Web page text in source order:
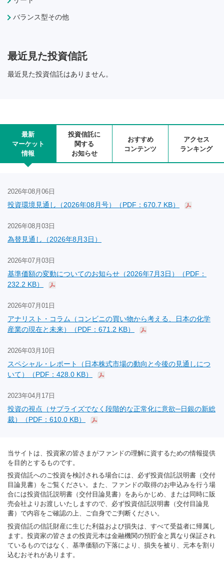
バランス型その他
最近見た投資信託
最近見た投資信託はありません。
最新
マーケット
情報
投資信託に
関する
お知らせ
おすすめ
コンテンツ
アクセス
ランキング
2026年08月06日
投資環境見通し（2026年08月号）（PDF：670.7 KB）
2026年08月03日
為替見通し（2026年8月3日）
2026年07月03日
基準価額の変動についてのお知らせ（2026年7月3日）（PDF：
232.2 KB）
2026年07月01日
アナリスト・コラム（コンビニの買い物から考える、日本の化学
産業の現在と未来）（PDF：671.2 KB）
2026年03月10日
スペシャル・レポート（日本株式市場の動向と今後の見通しにつ
いて）（PDF：428.0 KB）
2023年04月17日
投資の視点（サプライズでなく段階的な正常化に意欲─日銀の新総
裁）（PDF：610.0 KB）
当サイトは、投資家の皆さまがファンドの理解に資するための情報提供
を目的とするものです。
投資信託へのご投資を検討される場合には、必ず投資信託説明書（交付
目論見書）をご覧ください。また、ファンドの取得のお申込みを行う場
合には投資信託説明書（交付目論見書）をあらかじめ、または同時に販
売会社よりお渡しいたしますので、必ず投資信託説明書（交付目論見
書）で内容をご確認の上、ご自身でご判断ください。
投資信託の信託財産に生じた利益および損失は、すべて受益者に帰属し
ます。投資家の皆さまの投資元本は金融機関の預貯金と異なり保証され
ているものではなく、基準価額の下落により、損失を被り、元本を割り
込むおそれがあります。